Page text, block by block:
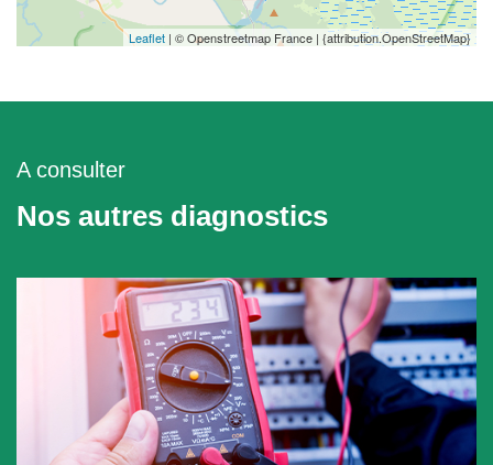
Leaflet | © Openstreetmap France | {attribution.OpenStreetMap}
A consulter
Nos autres diagnostics